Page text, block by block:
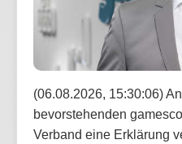
(06.08.2026, 15:30:06)
bevorstehenden
Verband eine Erklärung